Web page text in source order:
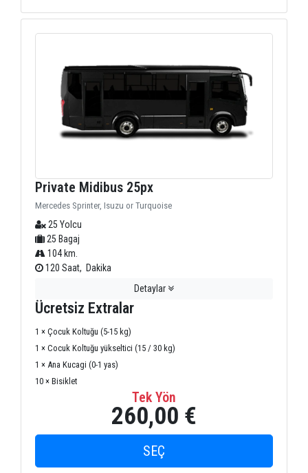
Private Midibus 25px
Mercedes Sprinter, Isuzu or Turquoise
25 Yolcu
25 Bagaj
104 km.
120 Saat, Dakika
Detaylar
Ücretsiz Extralar
1 × Çocuk Koltuğu (5-15 kg)
1 × Cocuk Koltuğu yükseltici (15 / 30 kg)
1 × Ana Kucagi (0-1 yas)
10 × Bisiklet
Tek Yön
260,00 €